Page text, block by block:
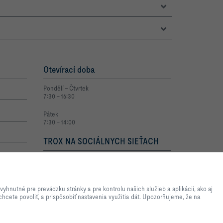
Otevírací doba
Pondělí – Čtvrtek
7:30 – 16:30
Pátek
7:30 – 14:00
TROX NA SOCIÁLNYCH SIEŤACH
na uľahčenie nastavenia
kategórie chcete povoliť, a
nemusia byť dostupné
pre prevádzku stránky a pre kontrolu našich služieb a aplikácií, ako aj
povoliť, a prispôsobiť nastavenia využitia dát. Upozorňujeme, že na